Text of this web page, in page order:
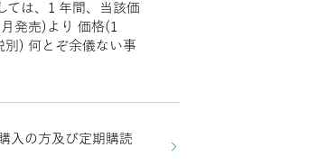
ては、1 年間、当該価
発売)より 価格(1
別) 何とぞ余儀ない事
入の方及び定期購読